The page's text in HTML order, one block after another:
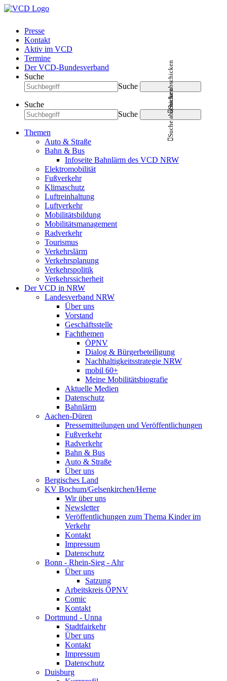
Presse
Kontakt
Aktiv im VCD
Termine
Der VCD-Bundesverband
Suche
Suche
Suche abschicken
Suche
Suche
Suche abschicken
Themen
Auto & Straße
Bahn & Bus
Infoseite Bahnlärm des VCD NRW
Elektromobilität
Fußverkehr
Klimaschutz
Luftreinhaltung
Luftverkehr
Mobilitätsbildung
Mobilitätsmanagement
Radverkehr
Tourismus
Verkehrslärm
Verkehrsplanung
Verkehrspolitik
Verkehrssicherheit
Der VCD in NRW
Landesverband NRW
Über uns
Vorstand
Geschäftsstelle
Fachthemen
ÖPNV
Dialog & Bürgerbeteiligung
Nachhaltigkeitsstrategie NRW
mobil 60+
Meine Mobilitätsbiografie
Aktuelle Medien
Datenschutz
Bahnlärm
Aachen-Düren
Pressemitteilungen und Veröffentlichungen
Fußverkehr
Radverkehr
Bahn & Bus
Auto & Straße
Über uns
Bergisches Land
KV Bochum/Gelsenkirchen/Herne
Wir über uns
Newsletter
Veröffentlichungen zum Thema Kinder im
Verkehr
Kontakt
Impressum
Datenschutz
Bonn - Rhein-Sieg - Ahr
Über uns
Satzung
Arbeitskreis ÖPNV
Comic
Kontakt
Dortmund - Unna
Stadtfairkehr
Über uns
Kontakt
Impressum
Datenschutz
Duisburg